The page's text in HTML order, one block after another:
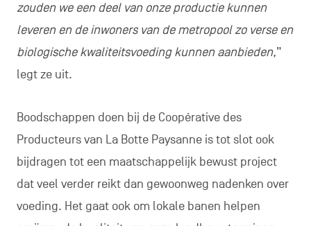
zouden we een deel van onze productie kunnen
leveren en de inwoners van de metropool zo verse en
biologische kwaliteitsvoeding kunnen aanbieden,”
legt ze uit.
Boodschappen doen bij de Coopérative des
Producteurs van La Botte Paysanne is tot slot ook
bijdragen tot een maatschappelijk bewust project
dat veel verder reikt dan gewoonweg nadenken over
voeding. Het gaat ook om lokale banen helpen